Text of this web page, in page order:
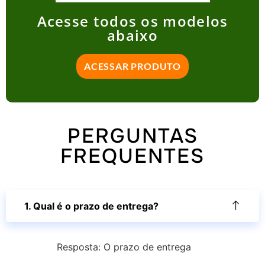
Acesse todos os modelos
abaixo
ACESSAR PRODUTO
PERGUNTAS
FREQUENTES
1. Qual é o prazo de entrega?
Resposta: O prazo de entrega